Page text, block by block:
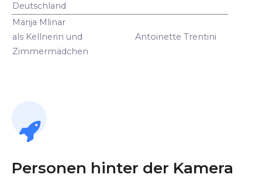
Deutschland
Marija Mlinar
als Kellnerin und
Zimmermädchen
Antoinette Trentini
Personen hinter der Kamera